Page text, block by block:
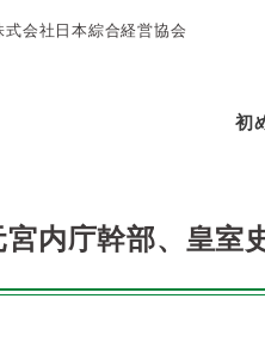
会社日本綜合経営協会
初
宮内庁幹部、皇室